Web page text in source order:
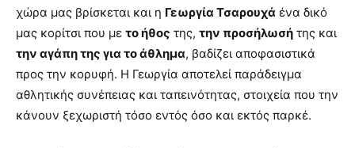
χώρα μας βρίσκεται και η Γεωργία Τσαρουχά ένα δικό
μας κορίτσι που με το ήθος της, την προσήλωσή της και
την αγάπη της για το άθλημα, βαδίζει αποφασιστικά
προς την κορυφή. Η Γεωργία αποτελεί παράδειγμα
αθλητικής συνέπειας και ταπεινότητας, στοιχεία που την
κάνουν ξεχωριστή τόσο εντός όσο και εκτός παρκέ.